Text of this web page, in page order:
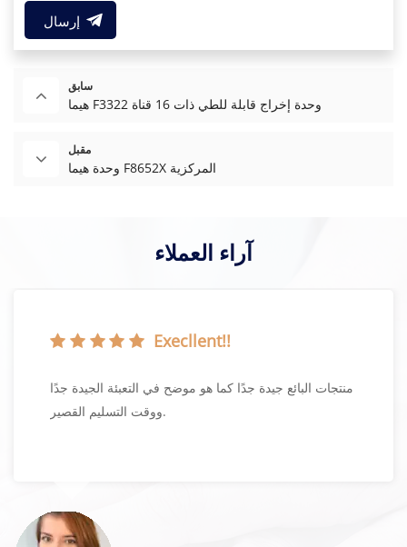
إرسال
سابق
هيما F3322 وحدة إخراج قابلة للطي ذات 16 قناة
مقبل
وحدة هيما F8652X المركزية
آراء العملاء
Execllent!!
منتجات البائع جيدة جدًا كما هو موضح في التعبئة الجيدة جدًا
ووقت التسليم القصير.